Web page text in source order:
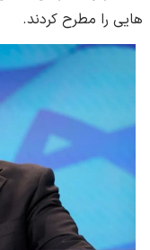
هایی را مطرح کردند.